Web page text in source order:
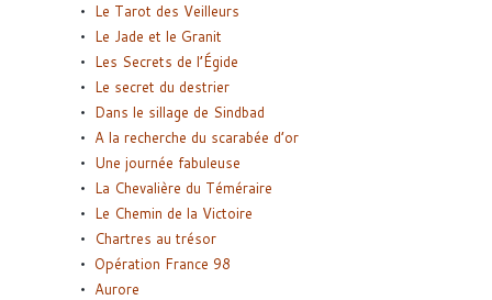
Le Tarot des Veilleurs
Le Jade et le Granit
Les Secrets de l’Égide
Le secret du destrier
Dans le sillage de Sindbad
A la recherche du scarabée d’or
Une journée fabuleuse
La Chevalière du Téméraire
Le Chemin de la Victoire
Chartres au trésor
Opération France 98
Aurore